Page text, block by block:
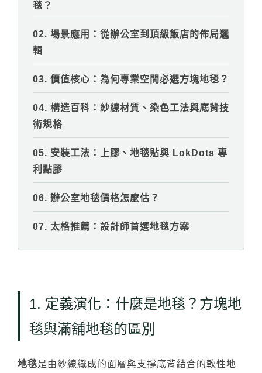
PVC南
PVC複
毯？
02. 場景應用：從辦公室到頂級飯店的佈局邏
輯
03. 價值核心：為何專業空間必選方塊地毯？
04. 構造百科：紗線材質、染色工法與底背技
術規格
05. 安裝工法：上膠、地毯貼與 LokDots 專
利點膠
06. 辦公室地毯價格怎麼估？
07. 太格推薦：設計師首選地毯方案
1. 定義演化：什麼是地毯？方塊地
毯與滿舖地毯的區別
地毯是由紗線織成的面層與支撐底背結合的軟性地